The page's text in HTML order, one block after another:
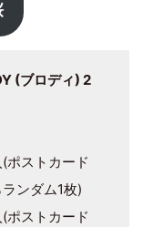
(ブロディ) 2
ポストカード
ンダム1枚)
ポストカード